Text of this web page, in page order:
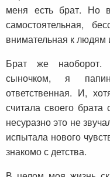
меня есть брат. Но
самостоятельная,
внимательная к людям
Брат же
сыночком, я
ответственная. И,
считала своего
несуразно это не
испытала нового
знакомо с детства.